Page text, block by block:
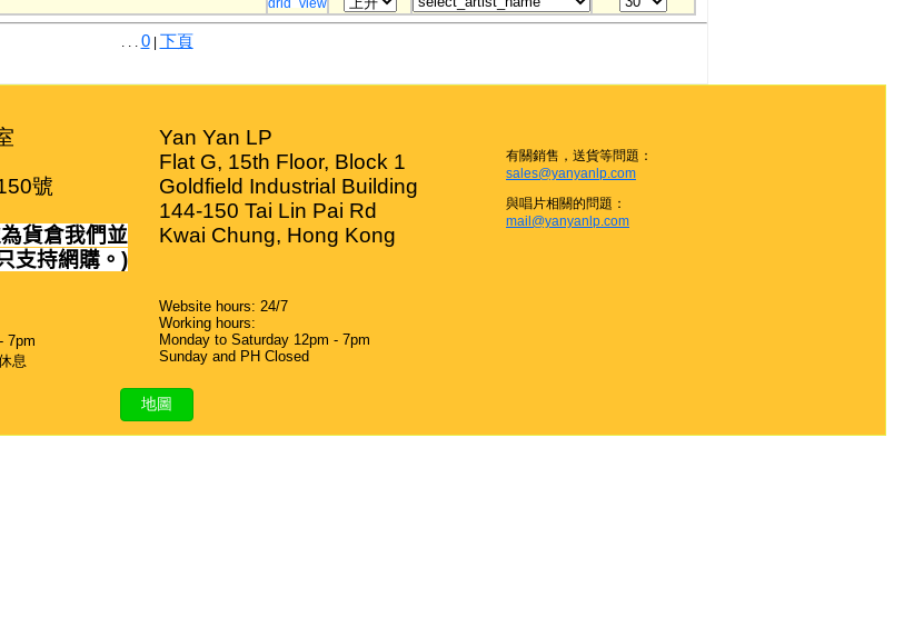
0 | 下頁
號
貨倉我們並
支持網購。 )
Yan Yan LP
Flat G, 15th Floor, Block 1
Goldfield Industrial Building
144-150 Tai Lin Pai Rd
Kwai Chung, Hong Kong
有關銷售，送貨等問題：
sales@yanyanlp.com
與唱片相關的問題：
mail@yanyanlp.com
7pm
息
Website hours: 24/7
Working hours:
Monday to Saturday 12pm - 7pm
Sunday and PH Closed
地圖